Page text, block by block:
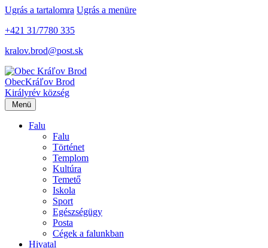
Ugrás a tartalomra Ugrás a menüre
+421 31/7780 335
kralov.brod@post.sk
ObecKráľov Brod
Királyrév község
Menü
Falu
Falu
Történet
Templom
Kultúra
Temető
Iskola
Sport
Egészségügy
Posta
Cégek a falunkban
Hivatal